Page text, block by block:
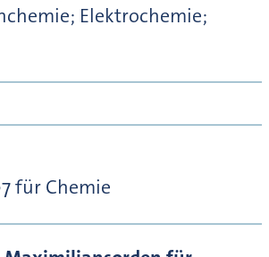
Elektrochemie;
für Chemie